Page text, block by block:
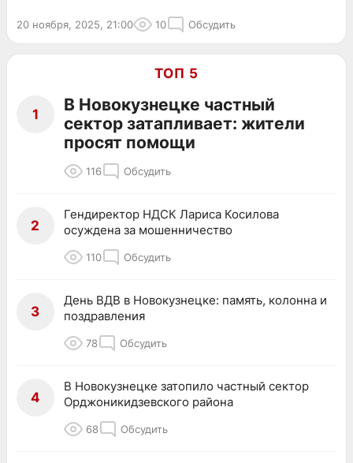
20 ноября, 2025, 21:00 10 Обсудить
ТОП 5
1
В Новокузнецке частный
сектор затапливает: жители
просят помощи
116 Обсудить
2
Гендиректор НДСК Лариса Косилова
осуждена за мошенничество
110 Обсудить
3
День ВДВ в Новокузнецке: память, колонна и
поздравления
78 Обсудить
4
В Новокузнецке затопило частный сектор
Орджоникидзевского района
68 Обсудить